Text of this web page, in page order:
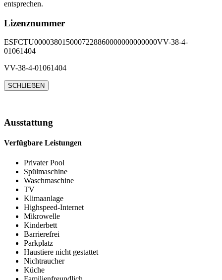
entsprechen.
Lizenznummer
ESFCTU0000380150007228860000000000000VV-38-4-
01061404
VV-38-4-01061404
SCHLIEẞEN
Ausstattung
Verfügbare Leistungen
Privater Pool
Spülmaschine
Waschmaschine
TV
Klimaanlage
Highspeed-Internet
Mikrowelle
Kinderbett
Barrierefrei
Parkplatz
Haustiere nicht gestattet
Nichtraucher
Küche